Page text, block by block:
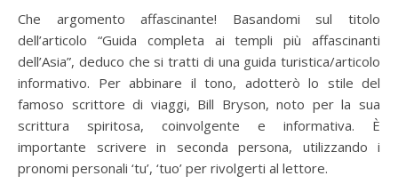
Che argomento affascinante! Basandomi sul titolo
dell’articolo “Guida completa ai templi più affascinanti
dell’Asia”, deduco che si tratti di una guida turistica/articolo
informativo. Per abbinare il tono, adotterò lo stile del
famoso scrittore di viaggi, Bill Bryson, noto per la sua
scrittura spiritosa, coinvolgente e informativa. È
importante scrivere in seconda persona, utilizzando i
pronomi personali ‘tu’, ‘tuo’ per rivolgerti al lettore.